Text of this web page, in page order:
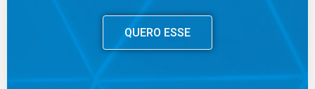
QUERO ESSE